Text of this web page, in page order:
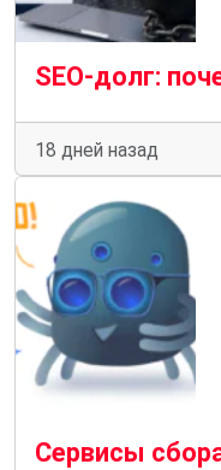
18 дней назад